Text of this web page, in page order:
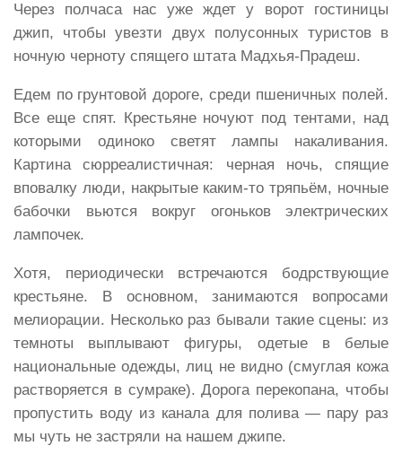
Через полчаса нас уже ждет у ворот гостиницы
джип, чтобы увезти двух полусонных туристов в
ночную черноту спящего штата Мадхья-Прадеш.
Едем по грунтовой дороге, среди пшеничных полей.
Все еще спят. Крестьяне ночуют под тентами, над
которыми одиноко светят лампы накаливания.
Картина сюрреалистичная: черная ночь, спящие
вповалку люди, накрытые каким-то тряпьём, ночные
бабочки вьются вокруг огоньков электрических
лампочек.
Хотя, периодически встречаются бодрствующие
крестьяне. В основном, занимаются вопросами
мелиорации. Несколько раз бывали такие сцены: из
темноты выплывают фигуры, одетые в белые
национальные одежды, лиц не видно (смуглая кожа
растворяется в сумраке). Дорога перекопана, чтобы
пропустить воду из канала для полива — пару раз
мы чуть не застряли на нашем джипе.